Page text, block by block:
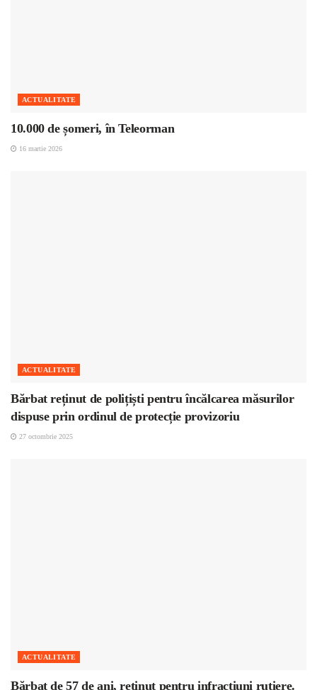
ACTUALITATE
10.000 de șomeri, în Teleorman
16 martie 2026
ACTUALITATE
Bărbat reținut de polițiști pentru încălcarea măsurilor
dispuse prin ordinul de protecție provizoriu
27 octombrie 2025
ACTUALITATE
Bărbat de 57 de ani, reținut pentru infracțiuni rutiere.